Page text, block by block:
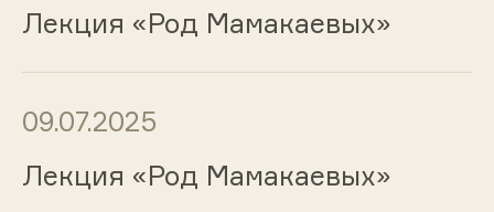
Лекция «Род Мамакаевых»
09.07.2025
Лекция «Род Мамакаевых»